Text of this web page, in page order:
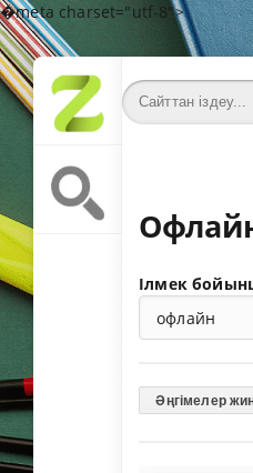
�meta charset="utf-8">
Ілмек
Әңгімелер